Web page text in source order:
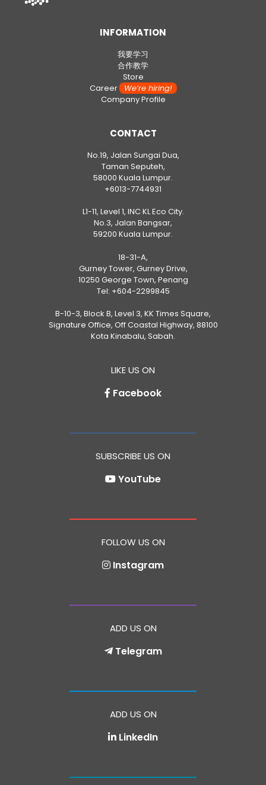
INFORMATION
我要学习
合作教学
Store
CareerWe’re hiring!
Company Profile
CONTACT
No.19, Jalan Sungai Dua,
Taman Seputeh,
58000 Kuala Lumpur.
+6013-7744931
L1-11, Level 1, INC KL Eco City.
No.3, Jalan Bangsar,
59200 Kuala Lumpur.
18-31-A,
Gurney Tower, Gurney Drive,
10250 George Town, Penang
Tel: +604-2299845
B-10-3, Block B, Level 3, KK Times Square,
Signature Office, Off Coastal Highway, 88100
Kota Kinabalu, Sabah.
LIKE US ON
Facebook
SUBSCRIBE US ON
YouTube
FOLLOW US ON
Instagram
ADD US ON
Telegram
ADD US ON
LinkedIn